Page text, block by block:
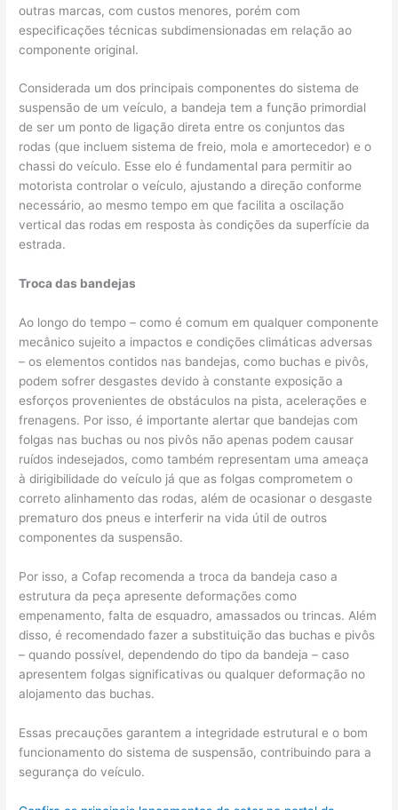
outras marcas, com custos menores, porém com
especificações técnicas subdimensionadas em relação ao
componente original.
Considerada um dos principais componentes do sistema de
suspensão de um veículo, a bandeja tem a função primordial
de ser um ponto de ligação direta entre os conjuntos das
rodas (que incluem sistema de freio, mola e amortecedor) e o
chassi do veículo. Esse elo é fundamental para permitir ao
motorista controlar o veículo, ajustando a direção conforme
necessário, ao mesmo tempo em que facilita a oscilação
vertical das rodas em resposta às condições da superfície da
estrada.
Troca das bandejas
Ao longo do tempo – como é comum em qualquer componente
mecânico sujeito a impactos e condições climáticas adversas
– os elementos contidos nas bandejas, como buchas e pivôs,
podem sofrer desgastes devido à constante exposição a
esforços provenientes de obstáculos na pista, acelerações e
frenagens. Por isso, é importante alertar que bandejas com
folgas nas buchas ou nos pivôs não apenas podem causar
ruídos indesejados, como também representam uma ameaça
à dirigibilidade do veículo já que as folgas comprometem o
correto alinhamento das rodas, além de ocasionar o desgaste
prematuro dos pneus e interferir na vida útil de outros
componentes da suspensão.
Por isso, a Cofap recomenda a troca da bandeja caso a
estrutura da peça apresente deformações como
empenamento, falta de esquadro, amassados ou trincas. Além
disso, é recomendado fazer a substituição das buchas e pivôs
– quando possível, dependendo do tipo da bandeja – caso
apresentem folgas significativas ou qualquer deformação no
alojamento das buchas.
Essas precauções garantem a integridade estrutural e o bom
funcionamento do sistema de suspensão, contribuindo para a
segurança do veículo.